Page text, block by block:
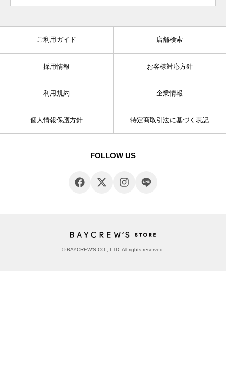
ご利用ガイド 店舗検索
採用情報 お客様対応方針
利用規約 企業情報
個人情報保護方針 特定商取引法に基づく表記
FOLLOW US
© BAYCREW’S CO., LTD. All rights reserved.